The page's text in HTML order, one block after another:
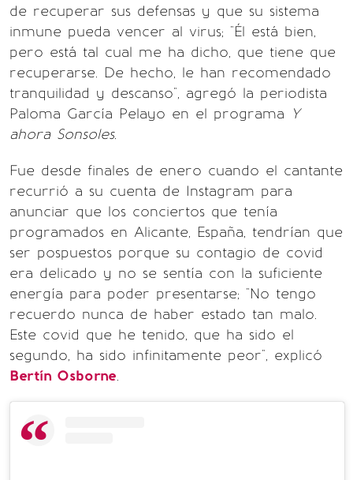
de recuperar sus defensas y que su sistema
inmune pueda vencer al virus; "Él está bien,
pero está tal cual me ha dicho, que tiene que
recuperarse. De hecho, le han recomendado
tranquilidad y descanso", agregó la periodista
Paloma García Pelayo en el programa Y
ahora Sonsoles.
Fue desde finales de enero cuando el cantante
recurrió a su cuenta de Instagram para
anunciar que los conciertos que tenía
programados en Alicante, España, tendrían que
ser pospuestos porque su contagio de covid
era delicado y no se sentía con la suficiente
energía para poder presentarse; "No tengo
recuerdo nunca de haber estado tan malo.
Este covid que he tenido, que ha sido el
segundo, ha sido infinitamente peor", explicó
Bertín Osborne.